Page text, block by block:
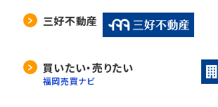
三好不動産
買いたい・売りたい
福岡売買ナビ